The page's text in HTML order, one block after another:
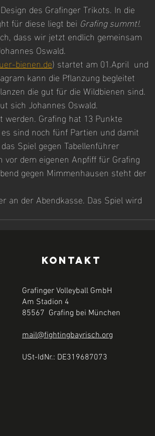
des Grafinger Trikots. In die
für diese liegt bei Grafing summt!.
dass wir jetzt endlich gemeinsam
Oswald.
bienen.de) startet am 01.April  und
kann die Pflanzung begleitet
die gut für die Wildbienen sind.
sich Johannes Oswald.
Grafing hat 13 Punkte
sind noch fünf Partien und damit
Spiel gegen Tabellenführer
dem eigenen Anpfiff für Grafing
gegen Mimmenhausen steht der
an der Abendkasse. Das Spiel wird
KONTAKT
Grafinger Volleyball GmbH
Am Stadion 4
85567 Grafing bei München
mail@fightingbayrisch.org
USt-IdNr.: DE319687073